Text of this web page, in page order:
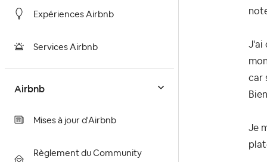
Expériences Airbnb
Services Airbnb
Airbnb
Mises à jour d'Airbnb
Règlement du Community
J'ai
car
Je